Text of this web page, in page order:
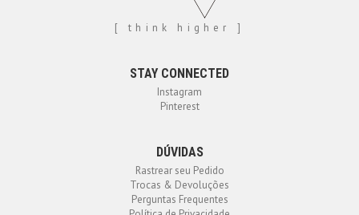
[ think higher ]
STAY CONNECTED
Instagram
Pinterest
DÚVIDAS
Rastrear seu Pedido
Trocas & Devoluções
Perguntas Frequentes